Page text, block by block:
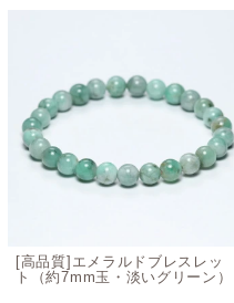
[高品質]エメラルドブレスレッ
ト（約7mm玉・淡いグリーン）